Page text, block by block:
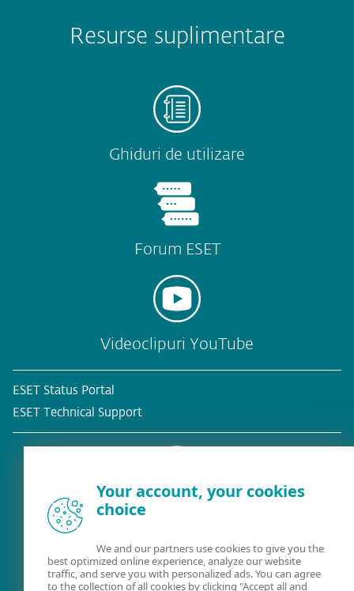
Resurse suplimentare
Ghiduri de utilizare
Forum ESET
Videoclipuri YouTube
ESET Status Portal
ESET Technical Support
Client existent?
Your account, your cookies
choice
We and our partners use cookies to give you the
best optimized online experience, analyze our website
traffic, and serve you with personalized ads. You can agree
to the collection of all cookies by clicking "Accept all and